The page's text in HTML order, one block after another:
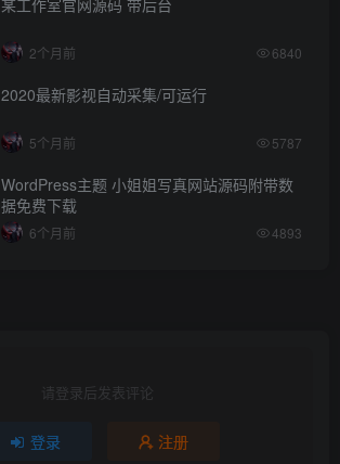
某工作室官网源码 带后台
2个月前 6840
2020最新影视自动采集/可运行
5个月前 5787
WordPress主题 小姐姐写真网站源码附带数
据免费下载
6个月前 4893
请登录后发表评论
登录 注册